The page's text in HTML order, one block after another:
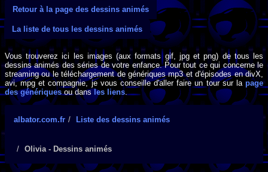
Retour à la page des dessins animés
La liste de tous les dessins animés
Vous trouverez ici les images (aux formats gif, jpg et png) de tous les
dessins animés des séries de votre enfance. Pour tout ce qui concerne le
streaming ou le téléchargement de génériques mp3 et d'épisodes en divX,
avi, mpg et compagnie, je vous conseille d'aller faire un tour sur la page
des génériquesou dans les liens.
albator.com.fr Liste des dessins animés
Olivia - Dessins animés